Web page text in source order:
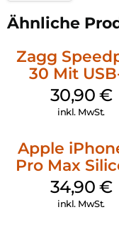
Ähnliche
Zagg
30 Mit
Kabel Weiß
30,90 €
inkl. MwSt.
Apple
Pro Max
Case
Denim
34,90 €
inkl. MwSt.